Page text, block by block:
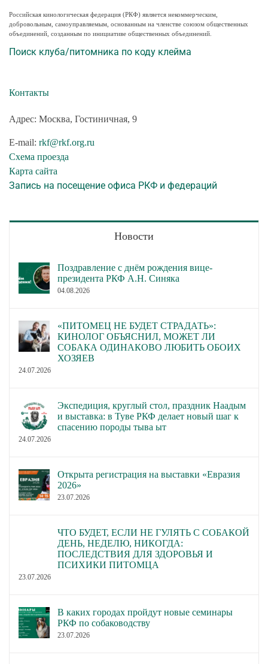
Российская кинологическая федерация (РКФ) является некоммерческим,
добровольным, самоуправляемым, основанным на членстве союзом общественных
объединений, созданным по инициативе общественных объединений.
Поиск клуба/питомника по коду клейма
Контакты
Адрес: Москва, Гостиничная, 9
E-mail: rkf@rkf.org.ru
Схема проезда
Карта сайта
Запись на посещение офиса РКФ и федераций
Новости
Поздравление с днём рождения вице-
президента РКФ А.Н. Синяка
04.08.2026
«ПИТОМЕЦ НЕ БУДЕТ СТРАДАТЬ»:
КИНОЛОГ ОБЪЯСНИЛ, МОЖЕТ ЛИ
СОБАКА ОДИНАКОВО ЛЮБИТЬ ОБОИХ
ХОЗЯЕВ
24.07.2026
Экспедиция, круглый стол, праздник Наадым
и выставка: в Туве РКФ делает новый шаг к
спасению породы тыва ыт
24.07.2026
Открыта регистрация на выставки «Евразия
2026»
23.07.2026
ЧТО БУДЕТ, ЕСЛИ НЕ ГУЛЯТЬ С СОБАКОЙ
ДЕНЬ, НЕДЕЛЮ, НИКОГДА:
ПОСЛЕДСТВИЯ ДЛЯ ЗДОРОВЬЯ И
ПСИХИКИ ПИТОМЦА
23.07.2026
В каких городах пройдут новые семинары
РКФ по собаководству
23.07.2026